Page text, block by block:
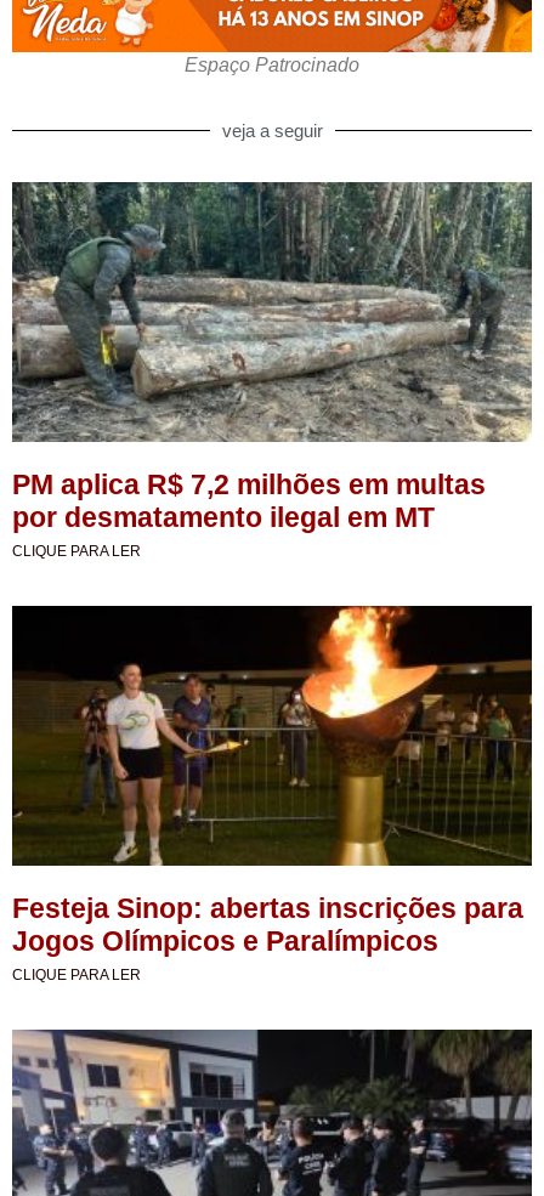
Espaço Patrocinado
veja a seguir
PM aplica R$ 7,2 milhões em multas
por desmatamento ilegal em MT
CLIQUE PARA LER
Festeja Sinop: abertas inscrições para
Jogos Olímpicos e Paralímpicos
CLIQUE PARA LER